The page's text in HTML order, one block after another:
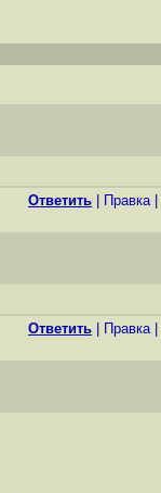
Ответить Правка|
Ответить Правка|